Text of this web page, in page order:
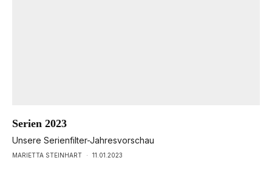
Serien 2023
Unsere Serienfilter-Jahresvorschau
MARIETTA STEINHART · 11.01.2023